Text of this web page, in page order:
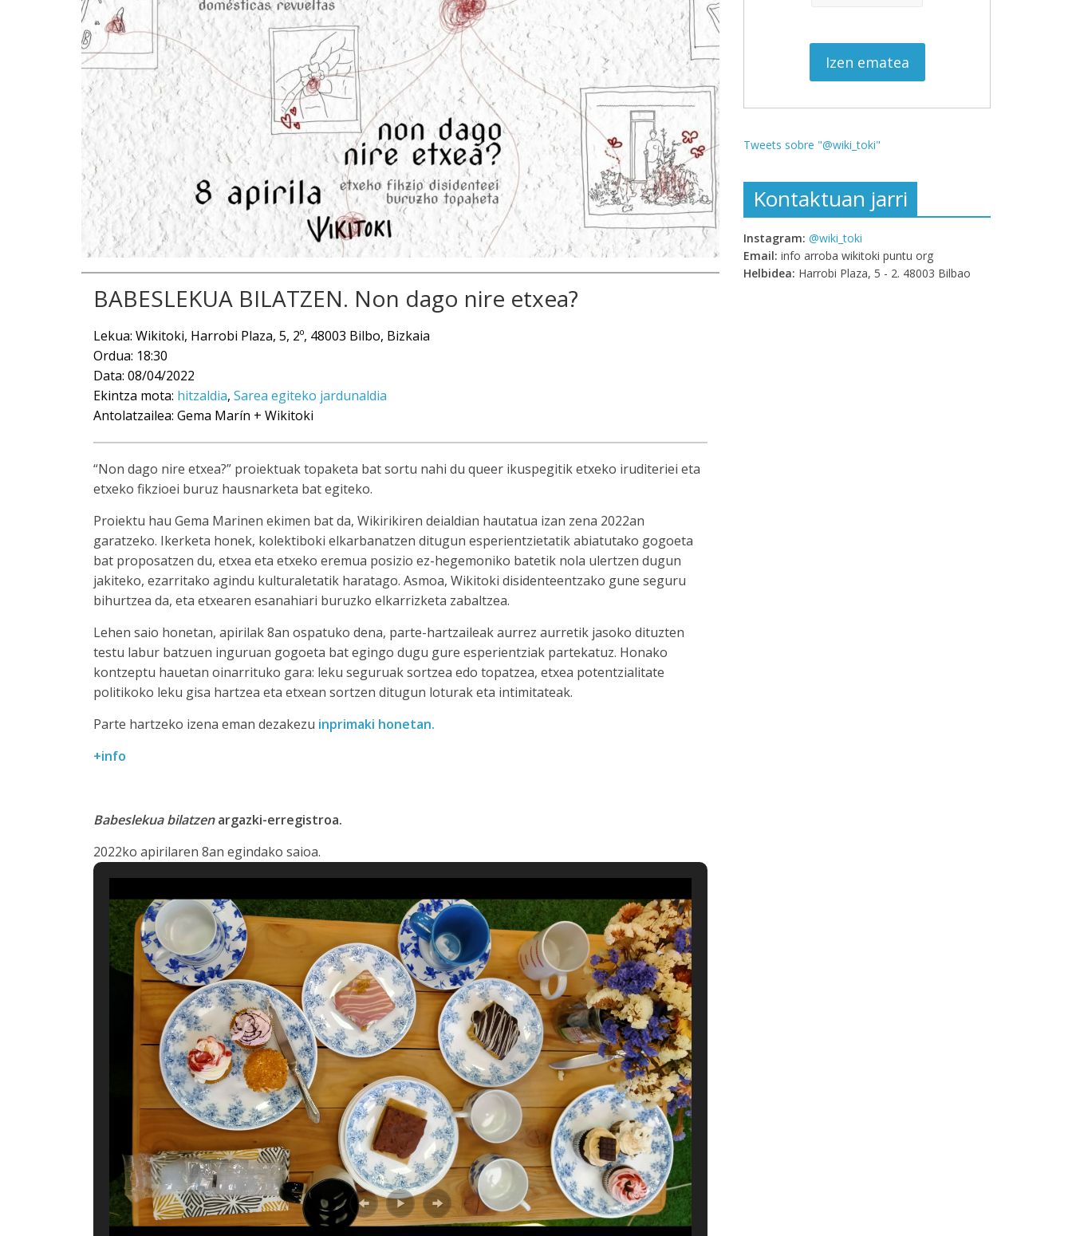
BABESLEKUA BILATZEN. Non dago nire etxea?
Lekua: Wikitoki, Harrobi Plaza, 5, 2º, 48003 Bilbo, Bizkaia
Ordua: 18:30
Data: 08/04/2022
Ekintza mota: hitzaldia, Sarea egiteko jardunaldia
Antolatzailea: Gema Marín + Wikitoki
“Non dago nire etxea?” proiektuak topaketa bat sortu nahi du queer ikuspegitik etxeko iruditeriei eta
etxeko fikzioei buruz hausnarketa bat egiteko.
Proiektu hau Gema Marinen ekimen bat da, Wikirikiren deialdian hautatua izan zena 2022an
garatzeko. Ikerketa honek, kolektiboki elkarbanatzen ditugun esperientzietatik abiatutako gogoeta
bat proposatzen du, etxea eta etxeko eremua posizio ez-hegemoniko batetik nola ulertzen dugun
jakiteko, ezarritako agindu kulturaletatik haratago. Asmoa, Wikitoki disidenteentzako gune seguru
bihurtzea da, eta etxearen esanahiari buruzko elkarrizketa zabaltzea.
Lehen saio honetan, apirilak 8an ospatuko dena, parte-hartzaileak aurrez aurretik jasoko dituzten
testu labur batzuen inguruan gogoeta bat egingo dugu gure esperientziak partekatuz. Honako
kontzeptu hauetan oinarrituko gara: leku seguruak sortzea edo topatzea, etxea potentzialitate
politikoko leku gisa hartzea eta etxean sortzen ditugun loturak eta intimitateak.
Parte hartzeko izena eman dezakezu inprimaki honetan.
+info
Babeslekua bilatzen argazki-erregistroa.
2022ko apirilaren 8an egindako saioa.
Tweets sobre "@wiki_toki"
Kontaktuan jarri
Instagram: @wiki_toki
Email: info arroba wikitoki puntu org
Helbidea: Harrobi Plaza, 5 - 2. 48003 Bilbao